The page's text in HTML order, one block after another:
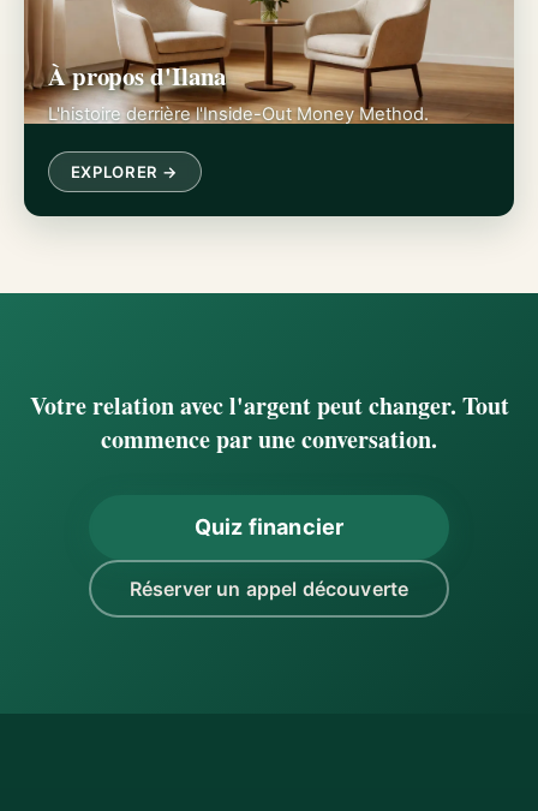
À propos d'Ilana
L'histoire derrière l'Inside-Out Money Method.
EXPLORER →
Votre relation avec l'argent peut changer. Tout
commence par une conversation.
Quiz financier
Réserver un appel découverte